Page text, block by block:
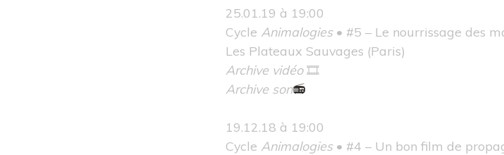
25.01.19 à 19:00
Cycle Animalogies• #5 – Le nourrissage des
Les Plateaux Sauvages (Paris)
Archive vidéo🎞
Archive son📻
19.12.18 à 19:00
Cycle Animalogies• #4 – Un bon film de